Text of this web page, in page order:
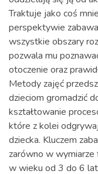
Traktuje jako coś
perspektywie
wszystkie obszary
pozwala mu
otoczenie oraz
Metody zajęć
dzieciom gromadzić
kształtowanie
które z kolei
dziecka. Kluczem
zarówno w wymiarze
w wieku od 3 do 6 lat